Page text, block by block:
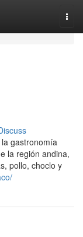
gastronomía
la región andina,
pollo, choclo y